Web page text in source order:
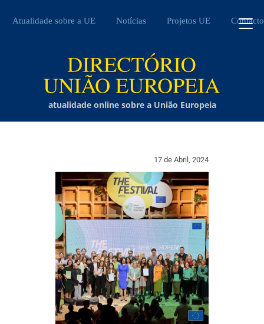
Atualidade sobre a UE Notícias Projetos UE Contacto
atualidade online sobre a União Europeia
17 de Abril, 2024